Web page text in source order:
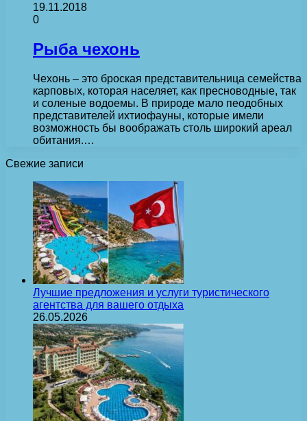
19.11.2018
0
Рыба чехонь
Чехонь – это броская представительница семейства
карповых, которая населяет, как пресноводные, так
и соленые водоемы. В природе мало пеодобных
представителей ихтиофауны, которые имели
возможность бы воображать столь широкий ареал
обитания.…
Свежие записи
Лучшие предложения и услуги туристического
агентства для вашего отдыха
26.05.2026